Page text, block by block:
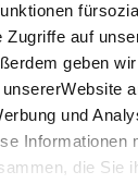
Zugriffe auf
geben
und
Informationen
die Sie
mit Blick auf
-
11:00